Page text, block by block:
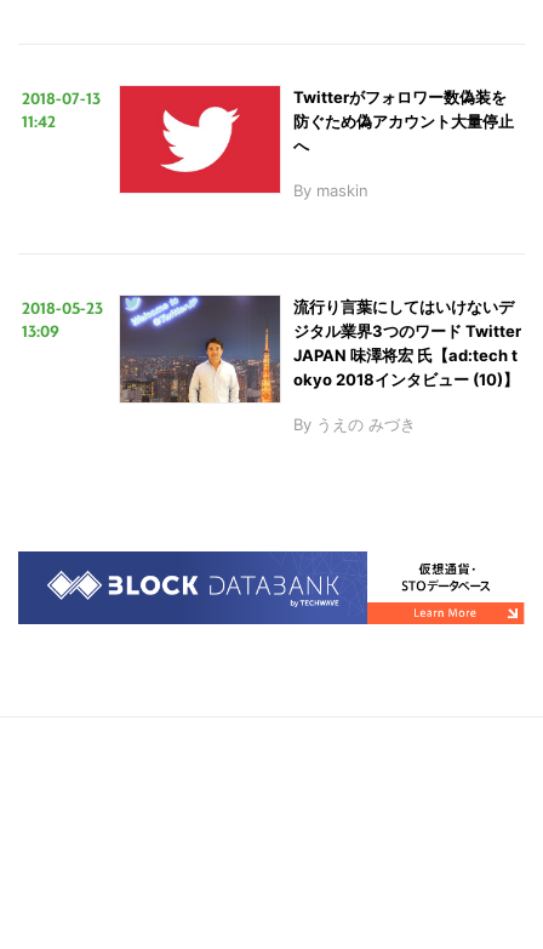
2018-07-13
11:42
Twitterがフォロワー数偽装を
防ぐため偽アカウント大量停止
へ
By maskin
2018-05-23
13:09
流行り言葉にしてはいけないデ
ジタル業界3つのワード Twitter
JAPAN 味澤将宏 氏【ad:tech t
okyo 2018インタビュー (10)】
By うえの みづき